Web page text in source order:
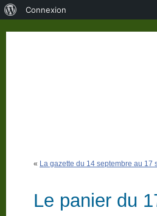
« La gazette du 14 septembre au 17
Le panier du
Connexion